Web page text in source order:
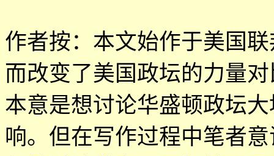
作者按：本文始作于美国
而改变了美国政坛的力量
本意是想讨论华盛顿政坛
响。但在写作过程中笔者